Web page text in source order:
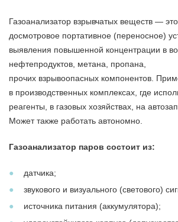
Газоанализатор взрывчатых веществ — это
досмотровое портативное (переносное)
выявления повышенной концентрации в
нефтепродуктов, метана, пропана,
прочих взрывоопасных компонентов.
в производственных комплексах, где
реагенты, в газовых хозяйствах, на
Может также работать автономно.
Газоанализатор паров состоит из:
датчика;
звукового и визуального (светового)
источника питания (аккумулятора);